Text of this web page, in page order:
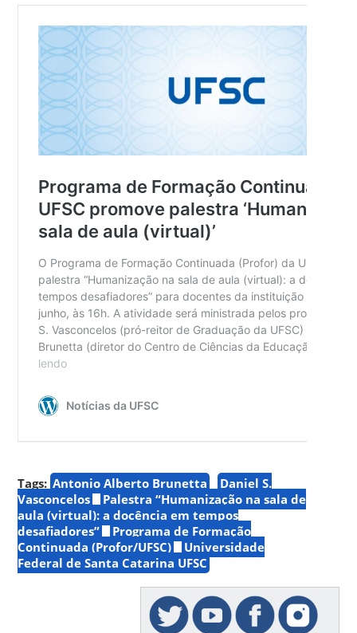
Tags: Antonio Alberto Brunetta
Daniel S.
Vasconcelos
Palestra “Humanização na sala de
aula (virtual): a docência em tempos
desafiadores”
Programa de Formação
Continuada (Profor/UFSC)
Universidade
Federal de Santa Catarina UFSC